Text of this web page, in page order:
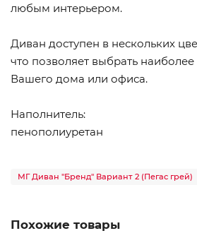
любым интерьером.
Диван доступен в нескольких
что позволяет выбрать
Вашего дома или офиса.
Наполнитель:
пенополиуретан
МГ Диван "Бренд" Вариант 2 (Пегас грей)
Похожие товары